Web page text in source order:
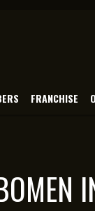
FRANCHISE